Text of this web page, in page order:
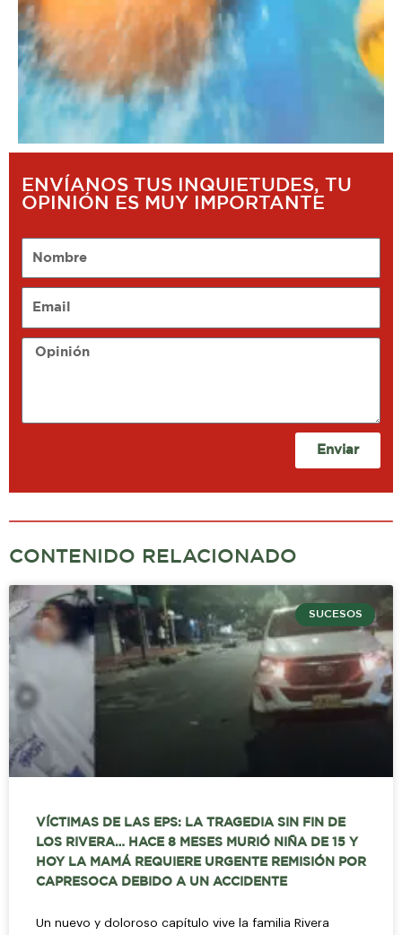
ENVÍANOS TUS INQUIETUDES, TU
OPINIÓN ES MUY IMPORTANTE
Opinión
Enviar
CONTENIDO RELACIONADO
SUCESOS
VÍCTIMAS DE LAS EPS: LA TRAGEDIA SIN FIN DE
LOS RIVERA… HACE 8 MESES MURIÓ NIÑA DE 15 Y
HOY LA MAMÁ REQUIERE URGENTE REMISIÓN POR
CAPRESOCA DEBIDO A UN ACCIDENTE
Un nuevo y doloroso capítulo vive la familia Rivera